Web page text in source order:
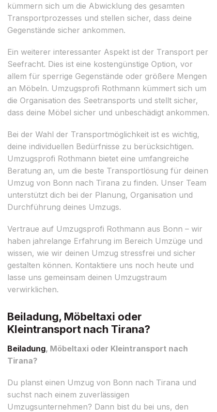
kümmern sich um die Abwicklung des gesamten
Transportprozesses und stellen sicher, dass deine
Gegenstände sicher ankommen.
Ein weiterer interessanter Aspekt ist der Transport per
Seefracht. Dies ist eine kostengünstige Option, vor
allem für sperrige Gegenstände oder größere Mengen
an Möbeln. Umzugsprofi Rothmann kümmert sich um
die Organisation des Seetransports und stellt sicher,
dass deine Möbel sicher und unbeschädigt ankommen.
Bei der Wahl der Transportmöglichkeit ist es wichtig,
deine individuellen Bedürfnisse zu berücksichtigen.
Umzugsprofi Rothmann bietet eine umfangreiche
Beratung an, um die beste Transportlösung für deinen
Umzug von Bonn nach Tirana zu finden. Unser Team
unterstützt dich bei der Planung, Organisation und
Durchführung deines Umzugs.
Vertraue auf Umzugsprofi Rothmann aus Bonn – wir
haben jahrelange Erfahrung im Bereich Umzüge und
wissen, wie wir deinen Umzug stressfrei und sicher
gestalten können. Kontaktiere uns noch heute und
lasse uns gemeinsam deinen Umzugstraum
verwirklichen.
Beiladung, Möbeltaxi oder
Kleintransport nach Tirana?
Beiladung, Möbeltaxi oder Kleintransport nach
Tirana?
Du planst einen Umzug von Bonn nach Tirana und
suchst nach einem zuverlässigen
Umzugsunternehmen? Dann bist du bei uns, den